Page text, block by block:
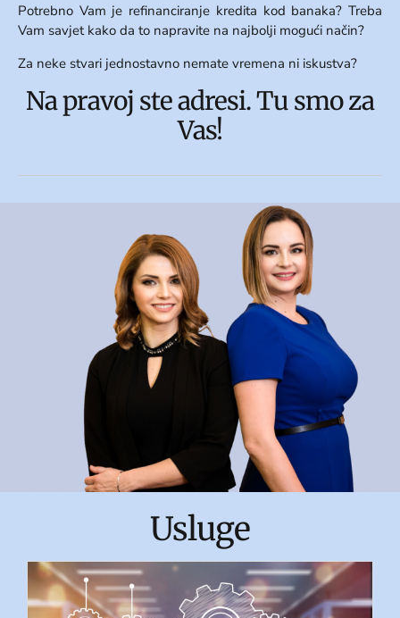
Potrebno Vam je refinanciranje kredita kod banaka? Treba
Vam savjet kako da to napravite na najbolji mogući način?
Za neke stvari jednostavno nemate vremena ni iskustva?
Na pravoj ste adresi. Tu smo za
Vas!
Usluge